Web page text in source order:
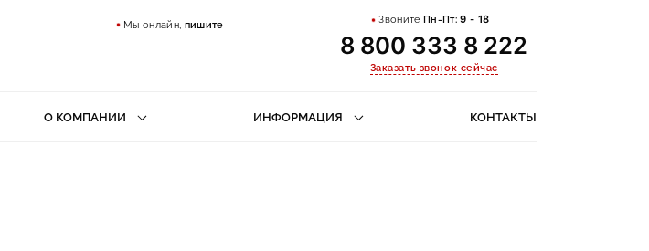
Мы онлайн, пишите Звоните Пн-Пт:9 - 18
8 800 333 8 222
Заказать звонок сейчас
О КОМПАНИИ ИНФОРМАЦИЯ КОНТАКТЫ